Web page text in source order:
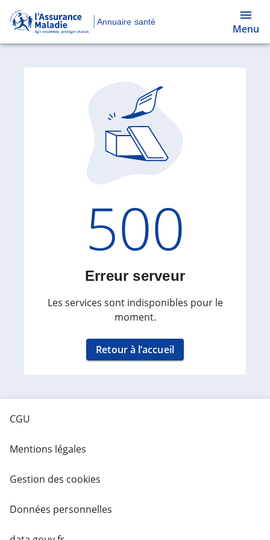
Annuaire santé
Menu
Code
500
Erreur serveur
Les services sont indisponibles pour le
moment.
Retour à l’accueil
CGU
Mentions légales
Gestion des cookies
Données personnelles